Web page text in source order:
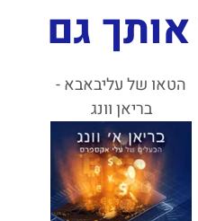
אותך גם
הטאו של עליבאבא -
בריאן וונג